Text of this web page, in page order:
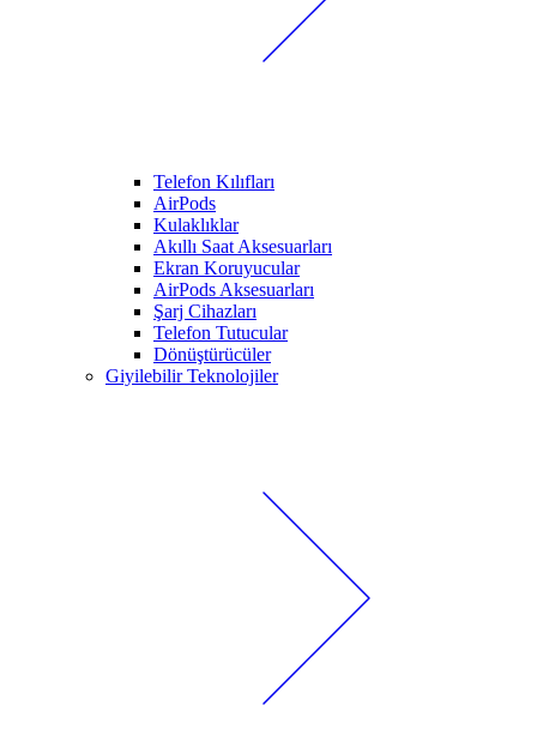
Telefon Kılıfları
AirPods
Kulaklıklar
Akıllı Saat Aksesuarları
Ekran Koruyucular
AirPods Aksesuarları
Şarj Cihazları
Telefon Tutucular
Dönüştürücüler
Giyilebilir Teknolojiler